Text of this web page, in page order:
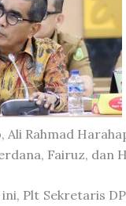
Ali Rahmad
Fairuz, dan
Plt Sekretaris